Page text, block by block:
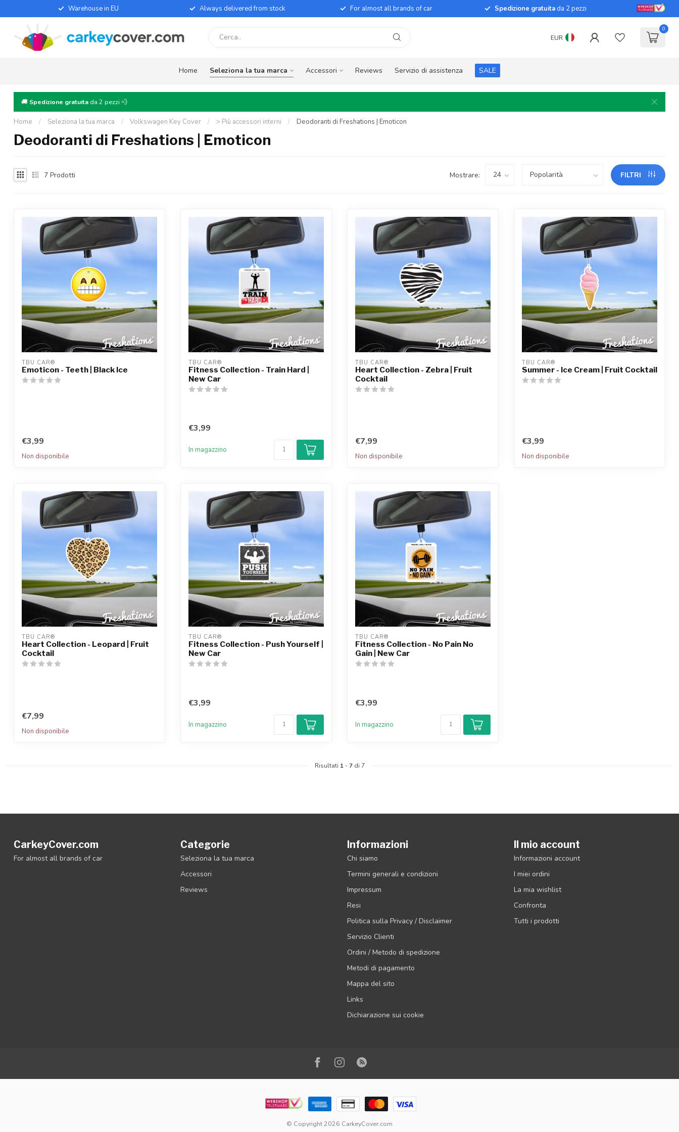
Warehouse in EU Always delivered from stock For almost all brands of car Spedizione gratuitada 2 pezzi
EUR
0
Home Seleziona la tua marca Accessori Reviews Servizio di assistenza SALE
🚚 Spedizione gratuita da 2 pezzi 💨
Home / Seleziona la tua marca / Volkswagen Key Cover / > Più accessori interni / Deodoranti di Freshations | Emoticon
Deodoranti di Freshations | Emoticon
7 Prodotti Mostrare: FILTRI
TBU CAR®
Emoticon - Teeth | Black Ice
€3,99
Non disponibile
TBU CAR®
Fitness Collection - Train Hard |
New Car
€3,99
In magazzino
TBU CAR®
Heart Collection - Zebra | Fruit
Cocktail
€7,99
Non disponibile
TBU CAR®
Summer - Ice Cream | Fruit Cocktail
€3,99
Non disponibile
TBU CAR®
Heart Collection - Leopard | Fruit
Cocktail
€7,99
Non disponibile
TBU CAR®
Fitness Collection - Push Yourself |
New Car
€3,99
In magazzino
TBU CAR®
Fitness Collection - No Pain No
Gain | New Car
€3,99
In magazzino
Risultati 1-7di 7
CarkeyCover.com
For almost all brands of car
Categorie
Seleziona la tua marca
Accessori
Reviews
Informazioni
Chi siamo
Termini generali e condizioni
Impressum
Resi
Politica sulla Privacy / Disclaimer
Servizio Clienti
Ordini / Metodo di spedizione
Metodi di pagamento
Mappa del sito
Links
Dichiarazione sui cookie
Il mio account
Informazioni account
I miei ordini
La mia wishlist
Confronta
Tutti i prodotti
© Copyright 2026 CarkeyCover.com